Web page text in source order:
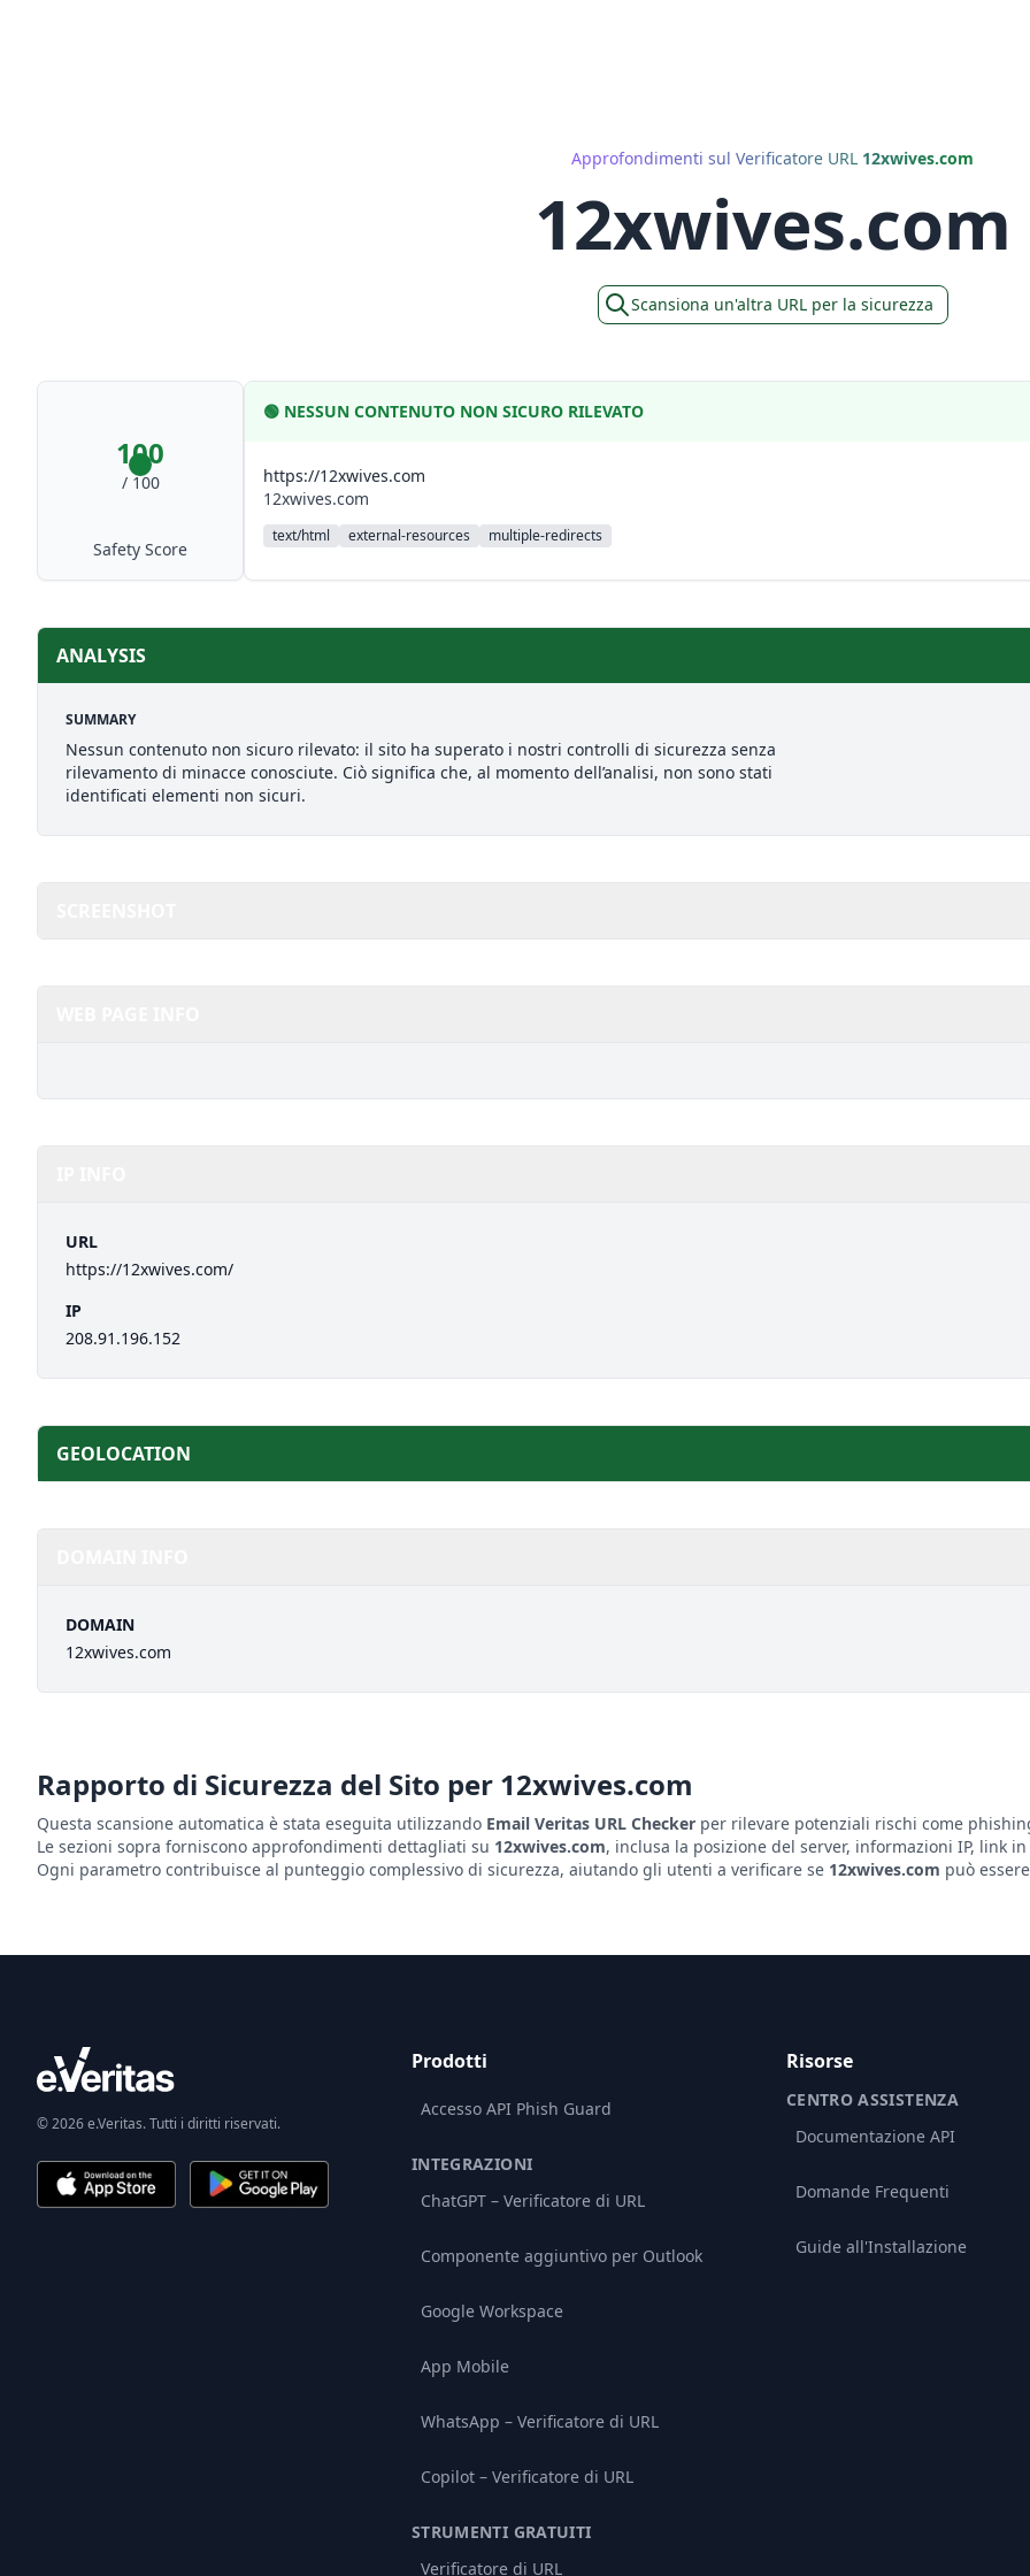
Approfondimenti sul Verificatore URL 12xwives.com
12xwives.com
Scansiona un'altra URL per la sicurezza
100
/ 100
Safety Score
🟢 NESSUN CONTENUTO NON SICURO RILEVATO
https://12xwives.com
12xwives.com
text/html external-resources multiple-redirects
ANALYSIS
SUMMARY
Nessun contenuto non sicuro rilevato: il sito ha superato i nostri controlli di sicurezza senza
rilevamento di minacce conosciute. Ciò significa che, al momento dell’analisi, non sono stati
identificati elementi non sicuri.
URL
https://12xwives.com/
IP
208.91.196.152
GEOLOCATION
DOMAIN
12xwives.com
Rapporto di Sicurezza del Sito per 12xwives.com
Questa scansione automatica è stata eseguita utilizzando Email Veritas URL Checker per rilevare potenziali rischi come
Le sezioni sopra forniscono approfondimenti dettagliati su 12xwives.com, inclusa la posizione del server, informazioni IP, link
Ogni parametro contribuisce al punteggio complessivo di sicurezza, aiutando gli utenti a verificare se 12xwives.com può
© 2026 e.Veritas. Tutti i diritti riservati.
Prodotti
Accesso API Phish Guard
INTEGRAZIONI
ChatGPT – Verificatore di URL
Componente aggiuntivo per Outlook
Google Workspace
App Mobile
WhatsApp – Verificatore di URL
Copilot – Verificatore di URL
STRUMENTI GRATUITI
Verificatore di URL
Risorse
CENTRO ASSISTENZA
Documentazione API
Domande Frequenti
Guide all'Installazione